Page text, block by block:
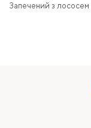
Запечений з лососем